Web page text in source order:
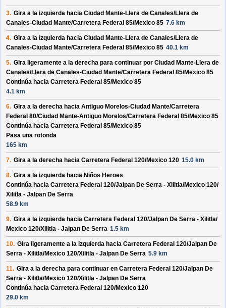
3. Gira a la izquierda hacia Ciudad Mante-Llera de Canales/Llera de
Canales-Ciudad Mante/Carretera Federal 85/Mexico 85 7.6 km
4. Gira a la izquierda hacia Ciudad Mante-Llera de Canales/Llera de
Canales-Ciudad Mante/Carretera Federal 85/Mexico 85 40.1 km
5. Gira ligeramente a la derecha para continuar por Ciudad Mante-Llera de
Canales/Llera de Canales-Ciudad Mante/Carretera Federal 85/Mexico 85
Continúa hacia Carretera Federal 85/Mexico 85
4.1 km
6. Gira a la derecha hacia Antiguo Morelos-Ciudad Mante/Carretera
Federal 80/Ciudad Mante-Antiguo Morelos/Carretera Federal 85/Mexico 85
Continúa hacia Carretera Federal 85/Mexico 85
Pasa una rotonda
165 km
7. Gira a la derecha hacia Carretera Federal 120/Mexico 120 15.0 km
8. Gira a la izquierda hacia Niños Heroes
Continúa hacia Carretera Federal 120/Jalpan De Serra - Xilitla/Mexico 120/
Xilitla - Jalpan De Serra
58.9 km
9. Gira a la izquierda hacia Carretera Federal 120/Jalpan De Serra - Xilitla/
Mexico 120/Xilitla - Jalpan De Serra 1.5 km
10. Gira ligeramente a la izquierda hacia Carretera Federal 120/Jalpan De
Serra - Xilitla/Mexico 120/Xilitla - Jalpan De Serra 5.9 km
11. Gira a la derecha para continuar en Carretera Federal 120/Jalpan De
Serra - Xilitla/Mexico 120/Xilitla - Jalpan De Serra
Continúa hacia Carretera Federal 120/Mexico 120
29.0 km